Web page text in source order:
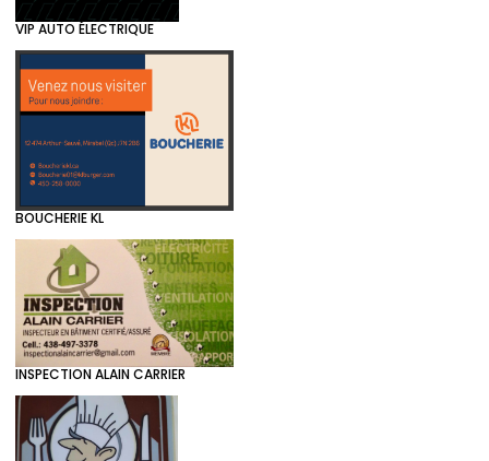
VIP AUTO ÉLECTRIQUE
BOUCHERIE KL
INSPECTION ALAIN CARRIER